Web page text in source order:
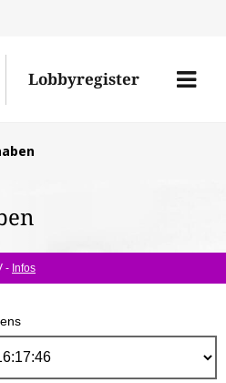
Lobbyregister
Menü
- Infos